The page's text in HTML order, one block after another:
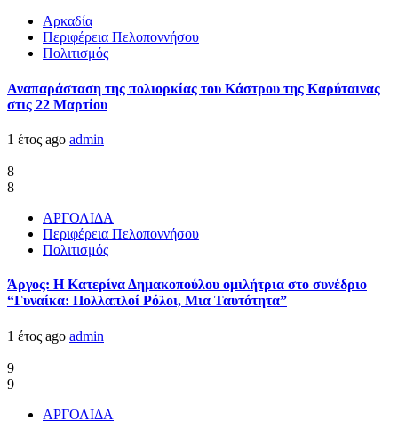
Αρκαδία
Περιφέρεια Πελοποννήσου
Πολιτισμός
Αναπαράσταση της πολιορκίας του Κάστρου της Καρύταινας
στις 22 Μαρτίου
1 έτος ago admin
8
8
ΑΡΓΟΛΙΔΑ
Περιφέρεια Πελοποννήσου
Πολιτισμός
Άργος: Η Κατερίνα Δημακοπούλου ομιλήτρια στο συνέδριο
“Γυναίκα: Πολλαπλοί Ρόλοι, Μια Ταυτότητα”
1 έτος ago admin
9
9
ΑΡΓΟΛΙΔΑ